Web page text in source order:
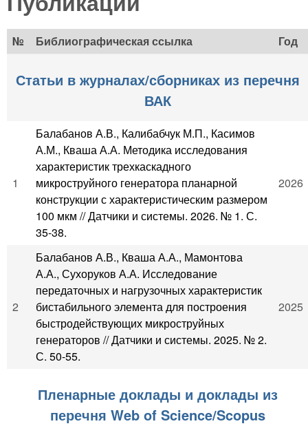
№ Библиографическая ссылка Год
Статьи в журналах/сборниках из перечня
ВАК
1
Балабанов А.В., Калибабчук М.П., Касимов
А.М., Кваша А.А. Методика исследования
характеристик трехкаскадного
микроструйного генератора планарной
конструкции с характеристическим размером
100 мкм // Датчики и системы. 2026. № 1. С.
35-38.
2026
2
Балабанов А.В., Кваша А.А., Мамонтова
А.А., Сухоруков А.А. Исследование
передаточных и нагрузочных характеристик
бистабильного элемента для построения
быстродействующих микроструйных
генераторов // Датчики и системы. 2025. № 2.
С. 50-55.
2025
Пленарные доклады и доклады из
перечня Web of Science/Scopus